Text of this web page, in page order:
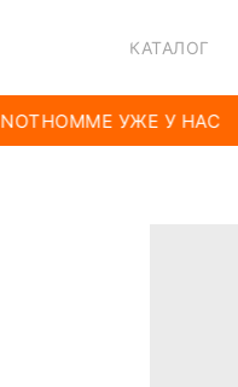
КАТАЛОГ
NOTHOMME УЖЕ У НАС